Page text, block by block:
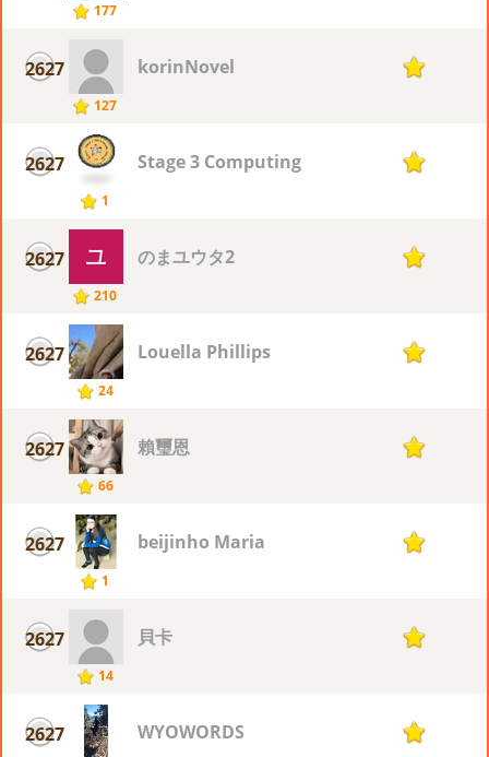
177
2627
127
korinNovel 1
2627
1
Stage 3 Computing 1
2627
210
のまユウタ2 1
2627
24
Louella Phillips 1
2627
66
賴璽恩 1
2627
1
beijinho Maria 1
2627
14
貝卡 1
2627 WYOWORDS 1